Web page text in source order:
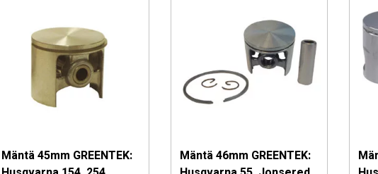
Mäntä 45mm GREENTEK:
Mäntä 46mm GREENTEK: